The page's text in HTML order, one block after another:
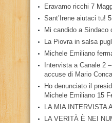
Eravamo ricchi 7
Sant’Irene aiutaci tu!
Mi candido a Sindaco
La Piovra in salsa
Michele Emiliano
Intervista a Canale 2
accuse di Mario Conca
Ho denunciato il
Michele Emiliano 15
LA MIA INTERVISTA
LA VERITÀ È NEI